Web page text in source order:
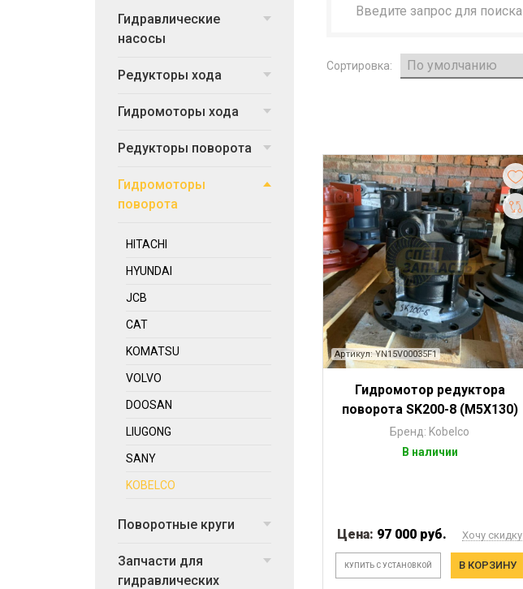
Гидравлические
насосы
Редукторы хода
Гидромоторы хода
Редукторы поворота
Гидромоторы
поворота
HITACHI
HYUNDAI
JCB
CAT
KOMATSU
VOLVO
DOOSAN
LIUGONG
SANY
KOBELCO
Поворотные круги
Запчасти для
гидравлических
Сортировка:
Артикул: YN15V00035F1
Гидромотор редуктора
поворота SK200-8 (M5X130)
Бренд: Kobelco
В наличии
Цена: 97 000 руб. Хочу скидку
КУПИТЬ С УСТАНОВКОЙ В КОРЗИНУ